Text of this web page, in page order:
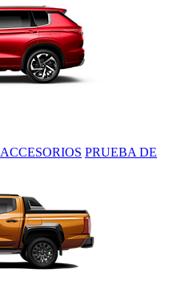
ACCESORIOS PRUEBA DE